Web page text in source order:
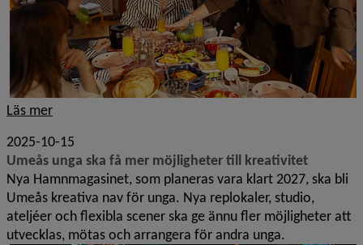
Läs mer
2025-10-15
Umeås unga ska få mer möjligheter till kreativitet
Nya Hamnmagasinet, som planeras vara klart 2027, ska bli
Umeås kreativa nav för unga. Nya replokaler, studio,
ateljéer och flexibla scener ska ge ännu fler möjligheter att
utvecklas, mötas och arrangera för andra unga.